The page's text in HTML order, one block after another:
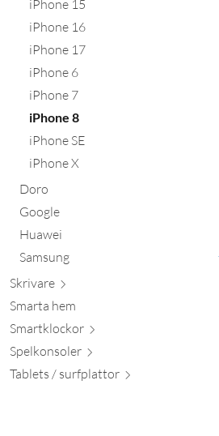
iPhone 15
iPhone 16
iPhone 17
iPhone 6
iPhone 7
iPhone 8
iPhone SE
iPhone X
Doro
Google
Huawei
Samsung
Skrivare
Smarta hem
Smartklockor
Spelkonsoler
Tablets / surfplattor